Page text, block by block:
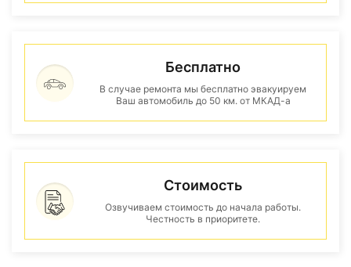
Бесплатно
В случае ремонта мы бесплатно эвакуируем
Ваш автомобиль до 50 км. от МКАД-а
Стоимость
Озвучиваем стоимость до начала работы.
Честность в приоритете.